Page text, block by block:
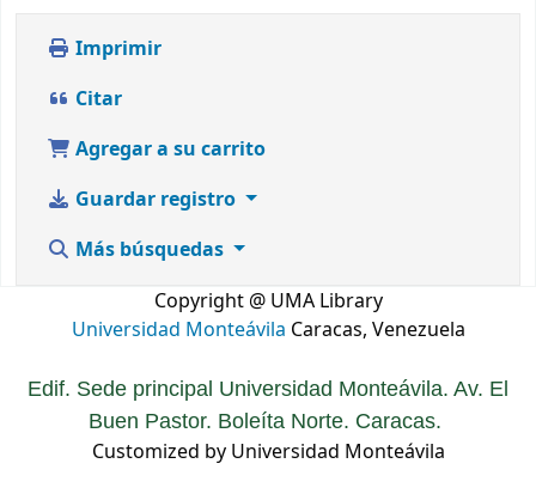
Imprimir
Citar
Agregar a su carrito
Guardar registro
Más búsquedas
Copyright @ UMA Library
Universidad Monteávila Caracas, Venezuela
Edif. Sede principal Universidad Monteávila. Av. El
Buen Pastor. Boleíta Norte. Caracas.
Customized by Universidad Monteávila